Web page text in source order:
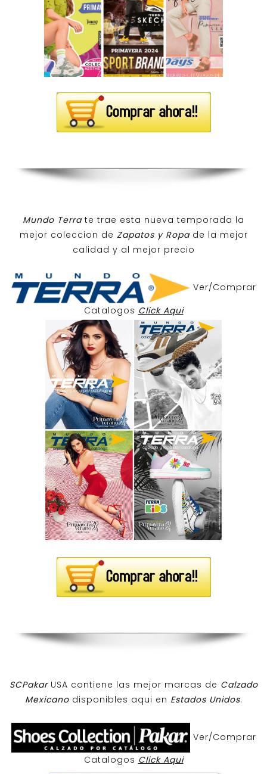
Mundo Terra te trae esta nueva temporada la
mejor coleccion de Zapatos y Ropa de la mejor
calidad y al mejor precio
Ver/Comprar
Catalogos Click Aqui
SCPakar USA contiene las mejor marcas de Calzado
Mexicanodisponibles aqui en Estados Unidos.
Ver/Comprar
Catalogos Click Aqui